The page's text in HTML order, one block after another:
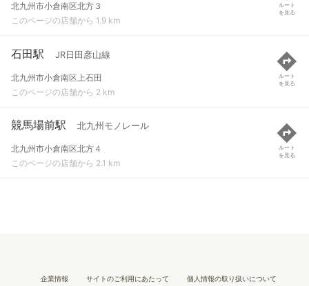
北九州市小倉南区北方３
このページの店舗から 1.9 km
ルート
を見る
石田駅 JR日田彦山線
北九州市小倉南区上石田
このページの店舗から 2 km
ルート
を見る
競馬場前駅 北九州モノレール
北九州市小倉南区北方４
このページの店舗から 2.1 km
ルート
を見る
企業情報 サイトのご利用にあたって 個人情報の取り扱いについて